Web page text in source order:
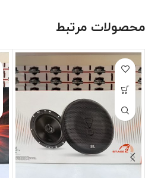
محصولات مرتبط